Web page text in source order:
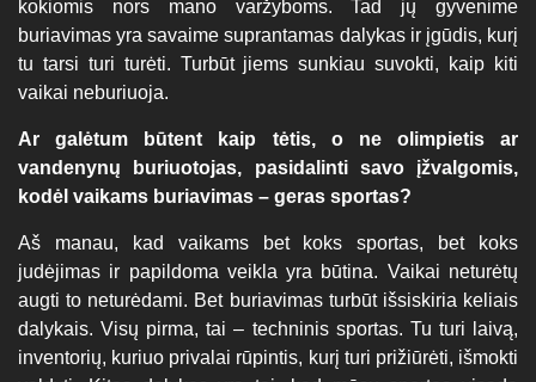
kokiomis nors mano varžyboms. Tad jų gyvenime
buriavimas yra savaime suprantamas dalykas ir įgūdis, kurį
tu tarsi turi turėti. Turbūt jiems sunkiau suvokti, kaip kiti
vaikai neburiuoja.
Ar galėtum būtent kaip tėtis, o ne olimpietis ar
vandenynų buriuotojas, pasidalinti savo įžvalgomis,
kodėl vaikams buriavimas – geras sportas?
Aš manau, kad vaikams bet koks sportas, bet koks
judėjimas ir papildoma veikla yra būtina. Vaikai neturėtų
augti to neturėdami. Bet buriavimas turbūt išsiskiria keliais
dalykais. Visų pirma, tai – techninis sportas. Tu turi laivą,
inventorių, kuriuo privalai rūpintis, kurį turi prižiūrėti, išmokti